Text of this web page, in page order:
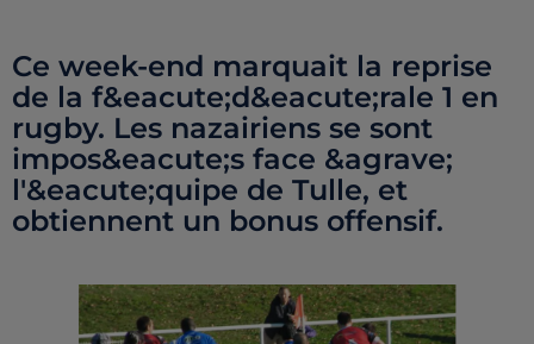
Ce week-end marquait la reprise
de la f&eacute;d&eacute;rale 1 en
rugby. Les nazairiens se sont
impos&eacute;s face &agrave;
l'&eacute;quipe de Tulle, et
obtiennent un bonus offensif.